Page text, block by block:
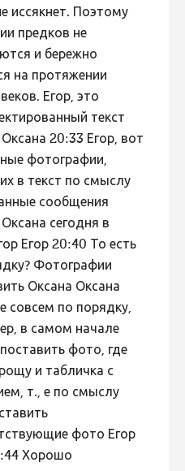
иссякнет. Поэтому
предков не
и бережно
на протяжении
Егор, это
текст
20:33 Егор, вот
фотографии,
в текст по смыслу
сообщения
сегодня в
Егор 20:40 То есть
Фотографии
Оксана Оксана
совсем по порядку,
в самом начале
фото, где
и табличка с
т., е по смыслу
фото Егор
Хорошо